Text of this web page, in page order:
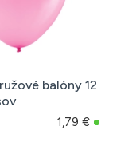
balóny 12
1,79 €